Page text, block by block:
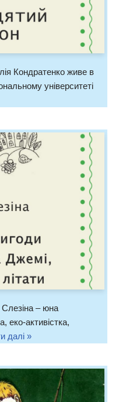
Кондратенко живе в
університеті
Слезіна – юна
еко-активістка,
далі »